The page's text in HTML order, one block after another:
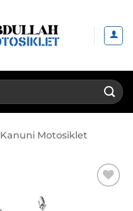
Kanuni Motosiklet